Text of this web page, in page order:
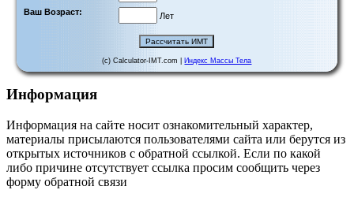
Ваш Возраст:
Лет
(c) Calculator-IMT.com | Индекс Массы Тела
Информация
Информация на сайте носит ознакомительный характер,
материалы присылаются пользователями сайта или берутся из
открытых источников с обратной ссылкой. Если по какой
либо причине отсутствует ссылка просим сообщить через
форму обратной связи